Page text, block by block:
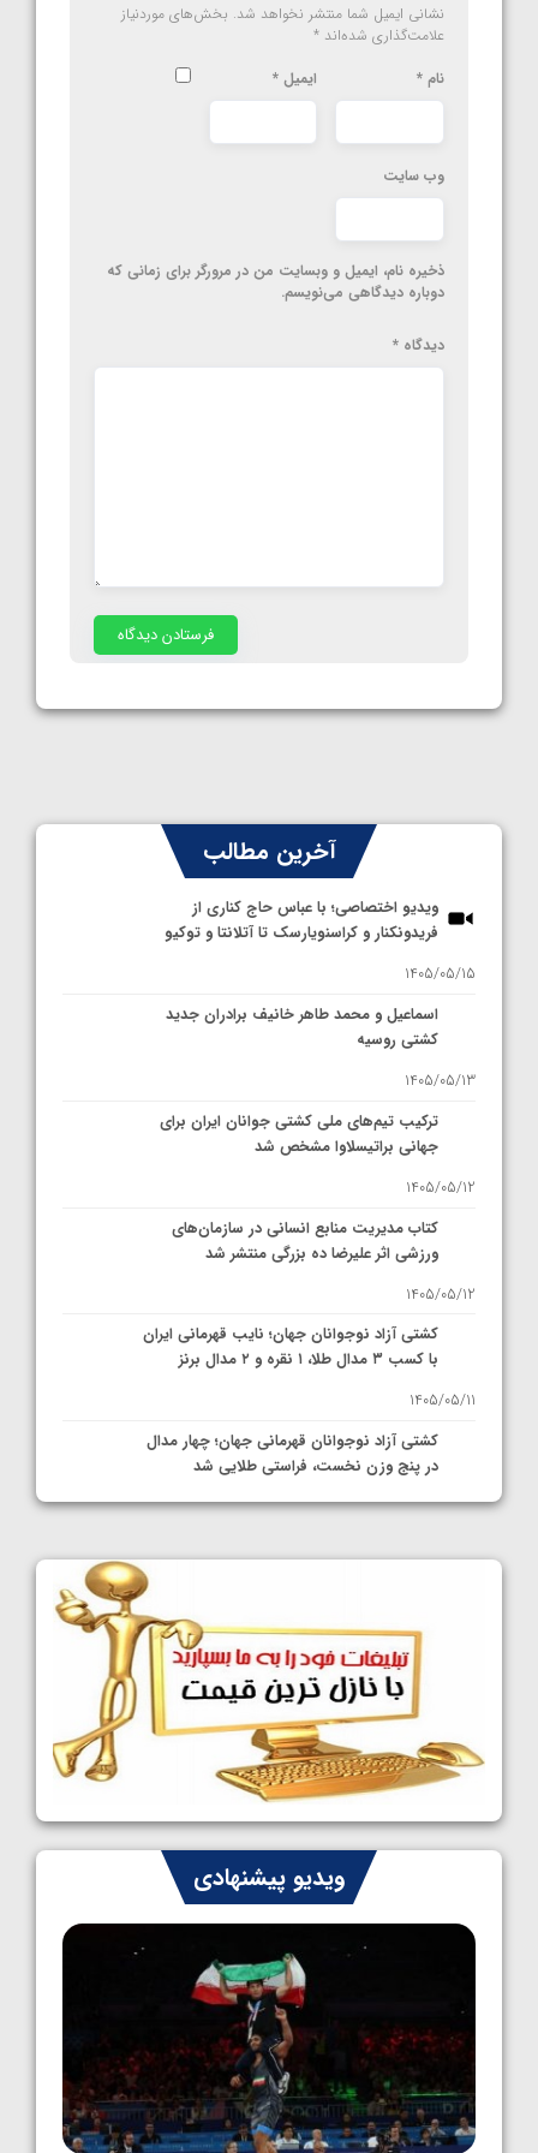
نشانی ایمیل شما منتشر نخواهد شد. بخش‌های موردنیاز
علامت‌گذاری شده‌اند *
نام * ایمیل *
وب‌ سایت
ذخیره نام، ایمیل و وبسایت من در مرورگر برای زمانی که
دوباره دیدگاهی می‌نویسم.
دیدگاه *
آخرین مطالب
ویدیو اختصاصی؛ با عباس حاج کناری از
فریدونکنار و کراسنویارسک تا آتلانتا و توکیو
1405/05/15
اسماعیل و محمد طاهر خانیف برادران جدید
کشتی روسیه
1405/05/13
ترکیب تیم‌های ملی کشتی جوانان ایران برای
جهانی براتیسلاوا مشخص شد
1405/05/12
کتاب مدیریت منابع انسانی در سازمان‌های
ورزشی اثر علیرضا ده بزرگی منتشر شد
1405/05/12
کشتی آزاد نوجوانان جهان؛ نایب قهرمانی ایران
با کسب ۳ مدال طلا، ۱ نقره و ۲ مدال برنز
1405/05/11
کشتی آزاد نوجوانان قهرمانی جهان؛ چهار مدال
در پنج وزن نخست، فراستی طلایی شد
1405/05/11
کشتی آزاد نوجوانان جهان؛ رقبای نمایندگان
ایران مشخص شدند
1405/05/08
کشتی فرنگی نوجوانان جهان؛ سکوی تیمی
سوم برای ایران
1405/05/07
ایران چشم به راه چهار مدال در پنج وزن دوم
کشتی فرنگی نوجوانان جهان
1405/05/06
ویدیو پیشنهادی